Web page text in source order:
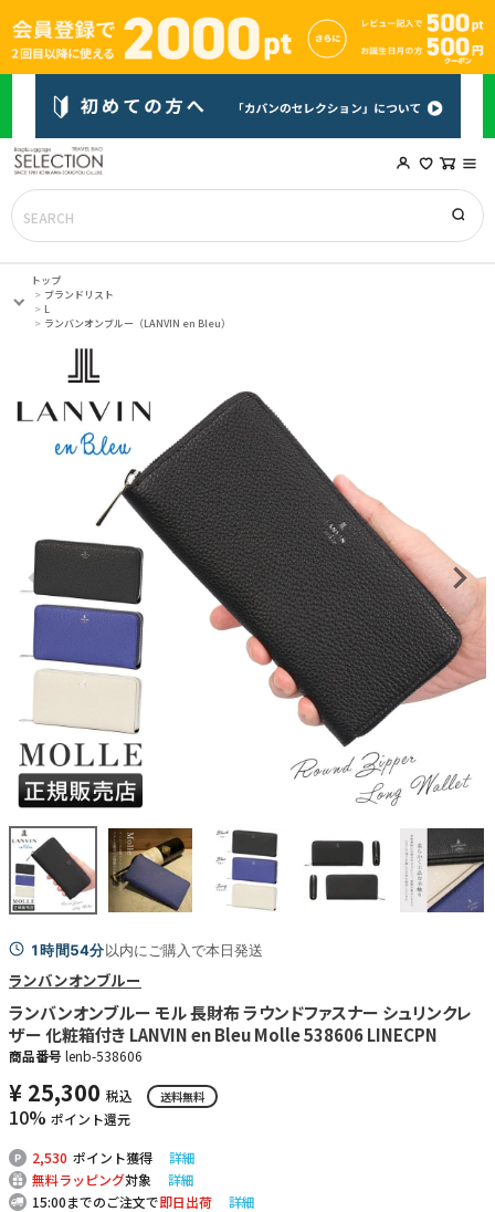
トップ
ブランドリスト
L
ランバンオンブルー（LANVIN en Bleu）
1時間54分以内にご購入で本日発送
ランバンオンブルー
ランバンオンブルー モル 長財布 ラウンドファスナー シュリンクレ
ザー 化粧箱付き LANVIN en Bleu Molle 538606 LINECPN
商品番号 lenb-538606
¥ 25,300 税込 送料無料
10% ポイント還元
2,530 ポイント獲得
詳細
無料ラッピング対象
詳細
15:00までのご注文で即日出荷 詳細